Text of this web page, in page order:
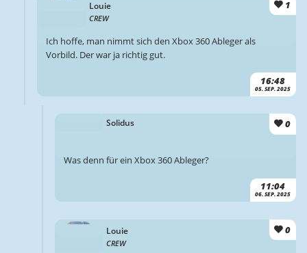
Louie
CREW
1
16:48
05. SEP. 2025
Ich hoffe, man nimmt sich den Xbox 360 Ableger als
Vorbild. Der war ja richtig gut.
0
11:04
06. SEP. 2025
Was denn für ein Xbox 360 Ableger?
Louie
CREW
0